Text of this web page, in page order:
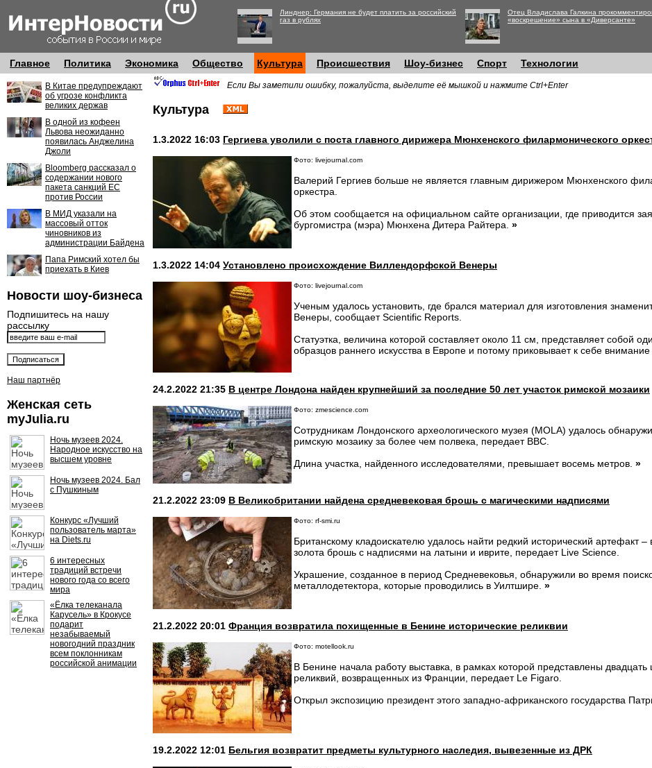
Линднер: Германия не будет платить за российский
газ в рублях
Отец Владислава Галкина
«воскрешение» сына в «Диверсанте»
Главное Политика Экономика Общество Культура Происшествия Шоу-бизнес Спорт Технологии
В Китае предупреждают
об угрозе конфликта
великих держав
В одной из кофеен
Львова неожиданно
появилась Анджелина
Джоли
Bloomberg рассказал о
содержании нового
пакета санкций ЕС
против России
В МИД указали на
массовый отток
чиновников из
администрации Байдена
Папа Римский хотел бы
приехать в Киев
Новости шоу-бизнеса
Подпишитесь на нашу
рассылку
Наш партнёр
Женская сеть
myJulia.ru
Ночь музеев 2024.
Народное искусство на
высшем уровне
Ночь музеев 2024. Бал
с Пушкиным
Конкурс «Лучший
пользователь марта»
на Diets.ru
6 интересных
традиций встречи
нового года со всего
мира
«Ёлка телеканала
Карусель» в Крокусе
подарит
незабываемый
новогодний праздник
всем поклонникам
российской анимации
Если Вы заметили ошибку, пожалуйста, выделите её мышкой и нажмите Ctrl+Enter
Культура
1.3.2022 16:03 Гергиева уволили с поста главного дирижера Мюнхенского филармонического
Фото: livejournal.com
Валерий Гергиев больше не является главным дирижером Мюнхенского
оркестра.
Об этом сообщается на официальном сайте организации, где приводится
бургомистра (мэра) Мюнхена Дитера Райтера. »
1.3.2022 14:04 Установлено происхождение Виллендорфской Венеры
Фото: livejournal.com
Ученым удалось установить, где брался материал для изготовления
Венеры, сообщает Scientific Reports.
Статуэтка, величина которой составляет около 11 см, представляет собой
образцов раннего искусства в Европе и потому приковывает к себе внимание
24.2.2022 21:35 В центре Лондона найден крупнейший за последние 50 лет участок римской мозаики
Фото: zmescience.com
Сотрудникам Лондонского археологического музея (MOLA) удалось
римскую мозаику за более чем полвека, передает ВВС.
Длина участка, найденного исследователями, превышает восемь метров. »
21.2.2022 23:09 В Великобритании найдена средневековая брошь с магическими надписями
Фото: rf-smi.ru
Британскому кладоискателю удалось найти редкий исторический артефакт
золота брошь с надписями на латыни и иврите, передает Live Science.
Украшение, созданное в период Средневековья, обнаружили во время
металлодетектора, которые проводились в Уилтшире. »
21.2.2022 20:01 Франция возвратила похищенные в Бенине исторические реликвии
Фото: motellook.ru
В Бенине начала работу выставка, в рамках которой представлены двадцать
реликвий, возвращенных из Франции, передает Le Figaro.
Открыл экспозицию президент этого западно-африканского государства
19.2.2022 12:01 Бельгия возвратит предметы культурного наследия, вывезенные из ДРК